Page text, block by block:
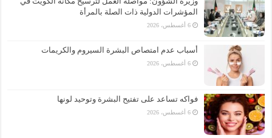
المؤشرات الدولية ذات الصلة بالمرأة
6 أغسطس، 2026
أسباب عدم امتصاص البشرة السيروم والكريمات
6 أغسطس، 2026
فواكه تساعد على تفتيح البشرة وتوحيد لونها
6 أغسطس، 2026